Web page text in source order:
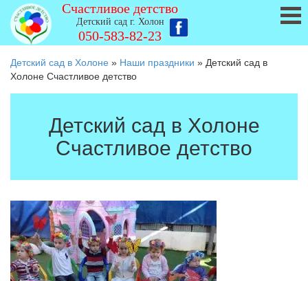
Счастливое детство
Детский сад г. Холон
050-583-82-23
Детский сад в Холоне » Наши праздники » Детский сад в
Холоне Счастливое детство
Детский сад в Холоне
Счастливое детство